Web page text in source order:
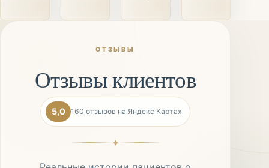
ОТЗЫВЫ
Отзывы клиентов
5,0 160 отзывов на Яндекс Картах
✦